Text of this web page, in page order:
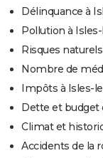
Délinquance à
Pollution à
Risques
Nombre de
Impôts à Isles-
Dette et budget
Climat et
Accidents de la